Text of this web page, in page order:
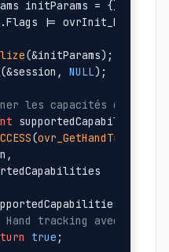
initParams = {};
|=
(&initParams);
(&session, NULL);
les capacités
supportedCapabilities =
(
&
tracking avec
true ;